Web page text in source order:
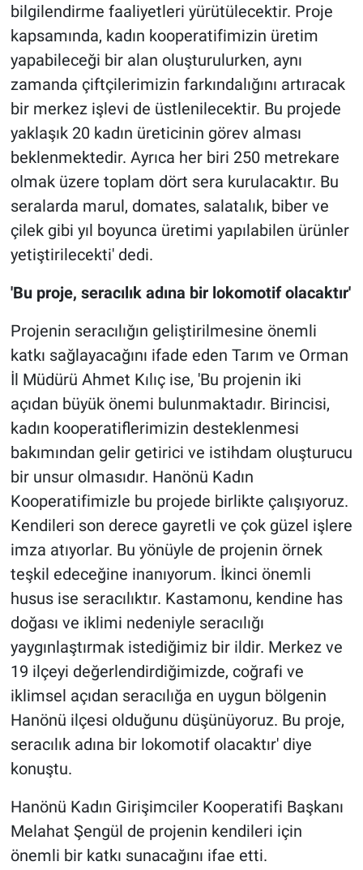
bilgilendirme faaliyetleri yürütülecektir. Proje
kapsamında, kadın kooperatifimizin üretim
yapabileceği bir alan oluşturulurken, aynı
zamanda çiftçilerimizin farkındalığını artıracak
bir merkez işlevi de üstlenilecektir. Bu projede
yaklaşık 20 kadın üreticinin görev alması
beklenmektedir. Ayrıca her biri 250 metrekare
olmak üzere toplam dört sera kurulacaktır. Bu
seralarda marul, domates, salatalık, biber ve
çilek gibi yıl boyunca üretimi yapılabilen ürünler
yetiştirilecekti' dedi.
'Bu proje, seracılık adına bir lokomotif olacaktır'
Projenin seracılığın geliştirilmesine önemli
katkı sağlayacağını ifade eden Tarım ve Orman
İl Müdürü Ahmet Kılıç ise, 'Bu projenin iki
açıdan büyük önemi bulunmaktadır. Birincisi,
kadın kooperatiflerimizin desteklenmesi
bakımından gelir getirici ve istihdam oluşturucu
bir unsur olmasıdır. Hanönü Kadın
Kooperatifimizle bu projede birlikte çalışıyoruz.
Kendileri son derece gayretli ve çok güzel işlere
imza atıyorlar. Bu yönüyle de projenin örnek
teşkil edeceğine inanıyorum. İkinci önemli
husus ise seracılıktır. Kastamonu, kendine has
doğası ve iklimi nedeniyle seracılığı
yaygınlaştırmak istediğimiz bir ildir. Merkez ve
19 ilçeyi değerlendirdiğimizde, coğrafi ve
iklimsel açıdan seracılığa en uygun bölgenin
Hanönü ilçesi olduğunu düşünüyoruz. Bu proje,
seracılık adına bir lokomotif olacaktır' diye
konuştu.
Hanönü Kadın Girişimciler Kooperatifi Başkanı
Melahat Şengül de projenin kendileri için
önemli bir katkı sunacağını ifae etti.